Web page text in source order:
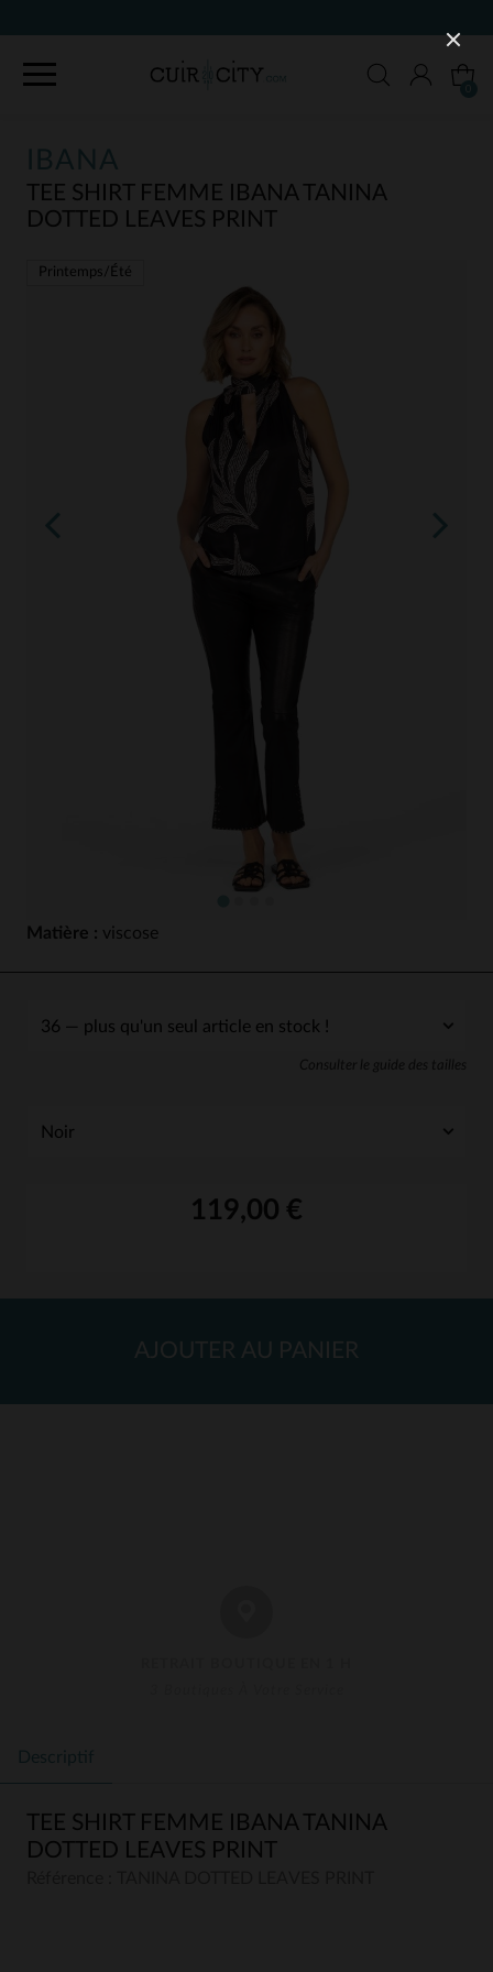
IBANA
TEE SHIRT FEMME IBANA TANINA
DOTTED LEAVES PRINT
Printemps/Été
Matière : viscose
Consulter le guide des tailles
119,00 €
AJOUTER AU PANIER
Descriptif
TEE SHIRT FEMME IBANA TANINA
DOTTED LEAVES PRINT